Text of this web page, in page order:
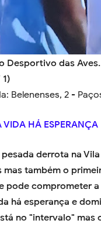
Desportivo das Aves.
Belenenses, 2 -
HÁ ESPERANÇA
derrota na
mas também o
pode comprometer
há esperança e
no "intervalo"